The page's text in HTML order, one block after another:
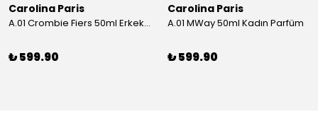
Carolina Paris
A.01 Crombie Fiers 50ml Erkek Parfüm
₺ 599.90
Carolina Paris
A.01 MWay 50ml Kadın Parfüm
₺ 599.90